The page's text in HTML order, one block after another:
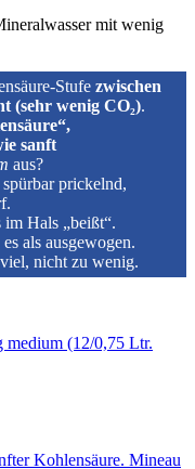
mit wenig
zwischen
(sehr wenig CO₂).
sanft
aus?
spürbar prickelnd,
im Hals „beißt“.
als ausgewogen.
nicht zu wenig.
medium (12/0,75 Ltr.
Mineau